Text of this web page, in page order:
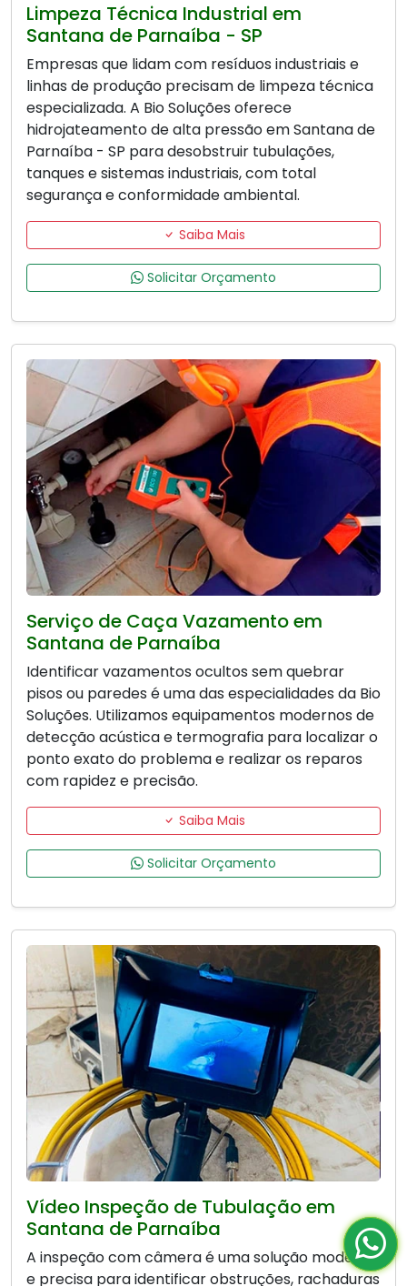
Limpeza Técnica Industrial em
Santana de Parnaíba - SP
Empresas que lidam com resíduos industriais e
linhas de produção precisam de limpeza técnica
especializada. A Bio Soluções oferece
hidrojateamento de alta pressão em Santana de
Parnaíba - SP para desobstruir tubulações,
tanques e sistemas industriais, com total
segurança e conformidade ambiental.
Saiba Mais
Solicitar Orçamento
Serviço de Caça Vazamento em
Santana de Parnaíba
Identificar vazamentos ocultos sem quebrar
pisos ou paredes é uma das especialidades da Bio
Soluções. Utilizamos equipamentos modernos de
detecção acústica e termografia para localizar o
ponto exato do problema e realizar os reparos
com rapidez e precisão.
Saiba Mais
Solicitar Orçamento
Vídeo Inspeção de Tubulação em
Santana de Parnaíba
A inspeção com câmera é uma solução moderna
e precisa para identificar obstruções, rachaduras